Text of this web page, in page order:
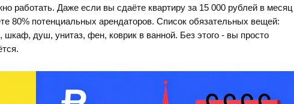
работать. Даже если вы сдаёте квартиру за 15 000 рублей в месяц
80% потенциальных арендаторов. Список обязательных вещей:
шкаф, душ, унитаз, фен, коврик в ванной. Без этого - вы просто